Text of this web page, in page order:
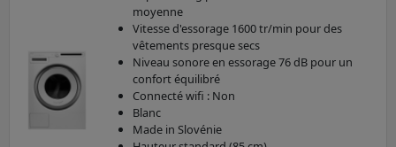
moyenne
Vitesse d'essorage 1600 tr/min pour des
vêtements presque secs
Niveau sonore en essorage 76 dB pour un
confort équilibré
Connecté wifi : Non
Blanc
Made in Slovénie